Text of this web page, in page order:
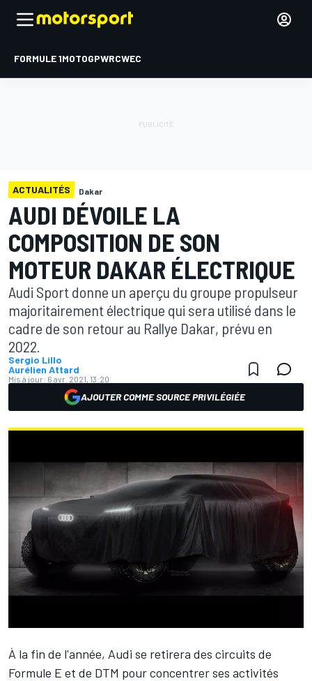
FORMULE 1MOTOGPWRCWEC
ACTUALITÉS Dakar
AUDI DÉVOILE LA
COMPOSITION DE SON
MOTEUR DAKAR ÉLECTRIQUE
Audi Sport donne un aperçu du groupe propulseur
majoritairement électrique qui sera utilisé dans le
cadre de son retour au Rallye Dakar, prévu en
2022.
Sergio Lillo
Aurélien Attard
Mis à jour: 6 avr. 2021, 13:20
AJOUTER COMME SOURCE PRIVILÉGIÉE
À la fin de l'année, Audi se retirera des circuits de
Formule E et de DTM pour concentrer ses activités